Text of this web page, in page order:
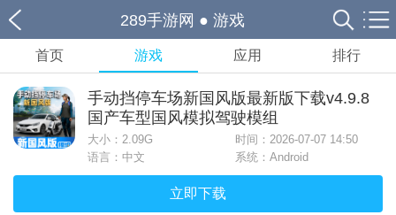
289手游网 ● 游戏
首页 游戏 应用 排行
手动挡停车场新国风版最新版下载v4.9.8
国产车型国风模拟驾驶模组
大小： 2.09G
时间：2026-07-07 14:50
语言：中文
系统：Android
立即下载